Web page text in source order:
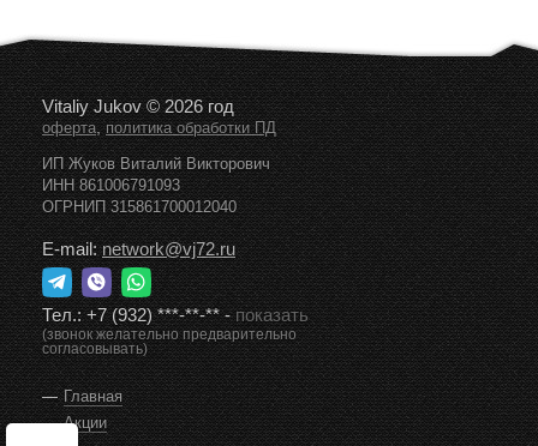
Vitaliy Jukov © 2026 год
оферта,политика обработки ПД
ИП Жуков Виталий Викторович
ИНН 861006791093
ОГРНИП 315861700012040
E-mail:network@vj72.ru
Тел.:+7 (932) ***-**-**-показать
(звонок желательно предварительно
согласовывать)
Главная
Акции